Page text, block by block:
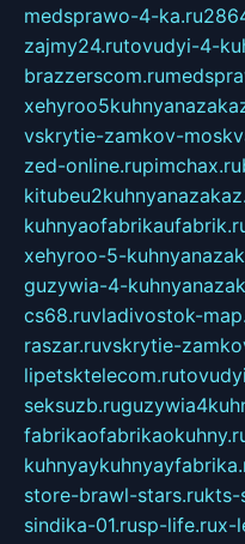
medsprawo-4-ka.ru
zajmy24.rutovudyi-4-
brazzerscom.ru
vskrytie-zamkov-
zed-online.rupimchax.ru
xehyroo-5-
guzywia-4-
cs68.ruvladivostok-
raszar.ruvskrytie-
lipetsktelecom.ru
seksuzb.ru
store-brawl-stars.rukts-
sindika-01.rusp-life.rux-